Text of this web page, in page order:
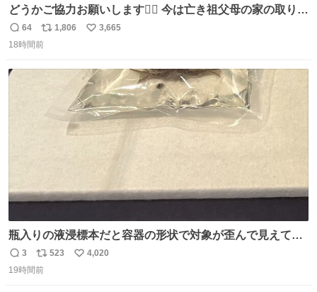
どうかご協力お願いします🙇‍♂️ 今は亡き祖父母の家の取り壊
しが決まり、どうしても処分して欲しくない食器棚と机の
引き取り手を探しております この2つは私の祖母が当初一
さで亡くなりましたが、この家具達をとても大切にしてお
りました 続く↓
返
信
64
リ
ポ
1,806
い
数
3,665
18時間前
瓶入りの液浸標本だと容器の形状で対象が歪んで見えてし
まうことから、なるべく歪みがない状態で観察しやすいよ
うにこのような形で保存していると前に科博の先生から教
返
信
3
リ
ポ
523
い
4,020
19時間前